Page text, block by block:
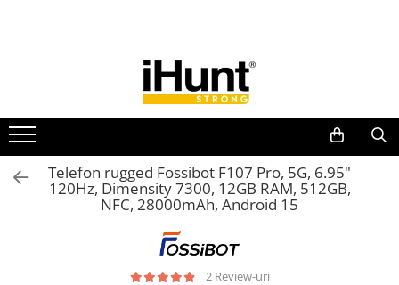
TELEFOANE & TABLETE IHUNT
Telefoane iHunt
Smartphone
Telefoane Rezistente
Telefoane Butoane
Boxe Portabile
Telefon rugged Fossibot F107 Pro, 5G, 6.95"
120Hz, Dimensity 7300, 12GB RAM, 512GB,
NFC, 28000mAh, Android 15
2 Review-uri